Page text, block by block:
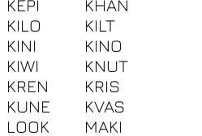
KEPI
KHAN
KILO
KILT
KINI
KINO
KIWI
KNUT
KREN
KRIS
KUNE
KVAS
LOOK
MAKI